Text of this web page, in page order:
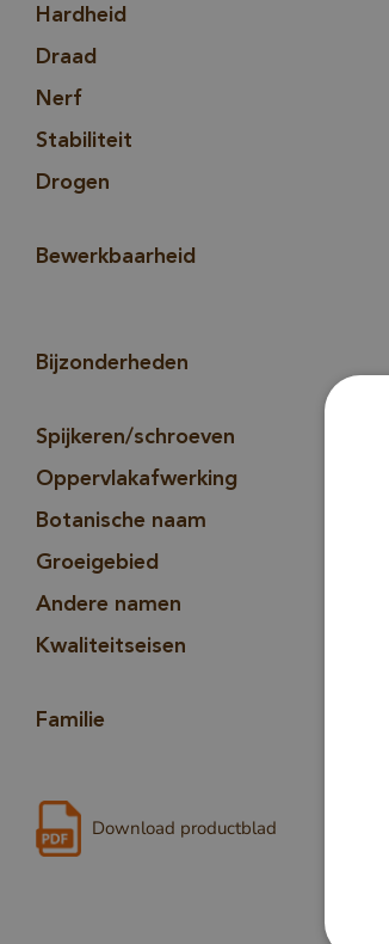
Hardheid
Draad
Nerf
Stabiliteit
Drogen
Bewerkbaarheid
Bijzonderheden
Spijkeren/schroeven
Oppervlakafwerking
Botanische naam
Groeigebied
Andere namen
Kwaliteitseisen
Familie
Download productblad